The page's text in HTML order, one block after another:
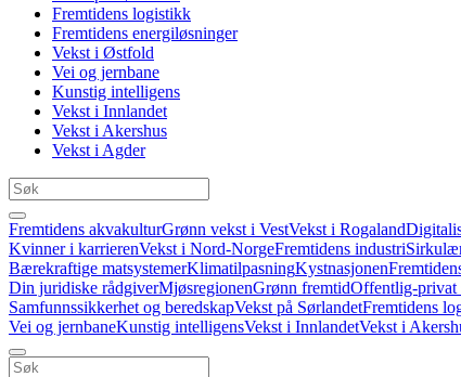
Fremtidens logistikk
Fremtidens energiløsninger
Vekst i Østfold
Vei og jernbane
Kunstig intelligens
Vekst i Innlandet
Vekst i Akershus
Vekst i Agder
Fremtidens akvakulturGrønn vekst i VestVekst i Rogaland
Kvinner i karrierenVekst i Nord-NorgeFremtidens industri
Bærekraftige matsystemerKlimatilpasningKystnasjonen
Din juridiske rådgiverMjøsregionenGrønn fremtidOffentlig-privat
Samfunnssikkerhet og beredskapVekst på SørlandetFremtidens
Vei og jernbaneKunstig intelligensVekst i InnlandetVekst i